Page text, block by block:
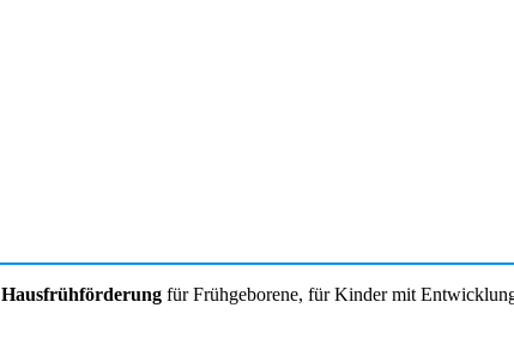
Hausfrühförderung für Frühgeborene, für Kinder mit